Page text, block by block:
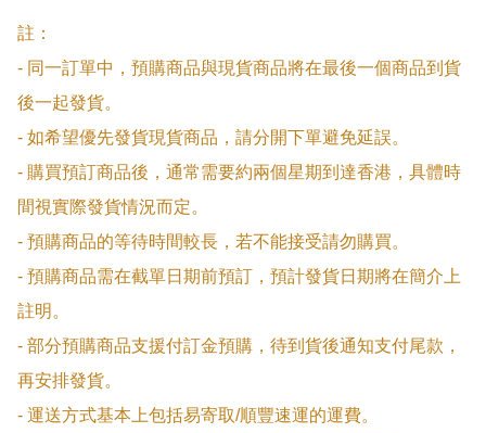
註：
- 同一訂單中，預購商品與現貨商品將在最後一個商品到貨
後一起發貨。
- 如希望優先發貨現貨商品，請分開下單避免延誤。
- 購買預訂商品後，通常需要約兩個星期到達香港，具體時
間視實際發貨情況而定。
- 預購商品的等待時間較長，若不能接受請勿購買。
- 預購商品需在截單日期前預訂，預計發貨日期將在簡介上
註明。
- 部分預購商品支援付訂金預購，待到貨後通知支付尾款，
再安排發貨。
- 運送方式基本上包括易寄取/順豐速運的運費。